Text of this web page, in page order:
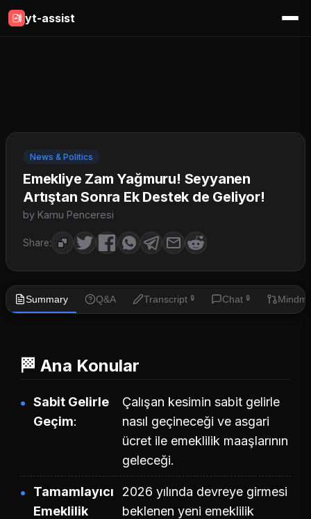
yt-assist
News & Politics
Emekliye Zam Yağmuru! Seyyanen
Artıştan Sonra Ek Destek de Geliyor!
by Kamu Penceresi
Share:
Summary Q&A Transcript 🔒 Chat 🔒
🏁 Ana Konular
Sabit Gelirle
Geçim
Çalışan kesimin sabit gelirle
nasıl geçineceği ve asgari
ücret ile emeklilik maaşlarının
geleceği.
Tamamlayıcı
Emeklilik
2026 yılında devreye girmesi
beklenen yeni emeklilik